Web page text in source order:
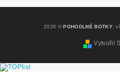
2026 ©POHODLNÉ BOTKY,
Vytvořil